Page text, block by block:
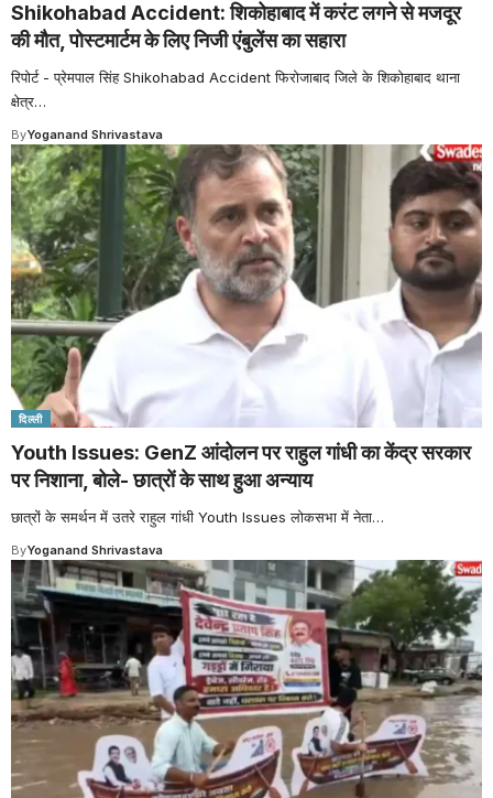
Shikohabad Accident: शिकोहाबाद में करंट लगने से मजदूर
की मौत, पोस्टमार्टम के लिए निजी एंबुलेंस का सहारा
रिपोर्ट - प्रेमपाल सिंह Shikohabad Accident फिरोजाबाद जिले के शिकोहाबाद थाना
क्षेत्र…
ByYoganand Shrivastava
दिल्ली
Youth Issues: GenZ आंदोलन पर राहुल गांधी का केंद्र सरकार
पर निशाना, बोले- छात्रों के साथ हुआ अन्याय
छात्रों के समर्थन में उतरे राहुल गांधी Youth Issues लोकसभा में नेता…
ByYoganand Shrivastava